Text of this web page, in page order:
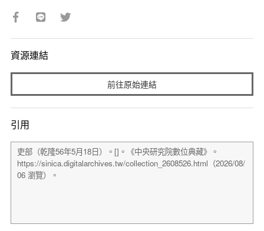
資源連結
前往原始連結
引用